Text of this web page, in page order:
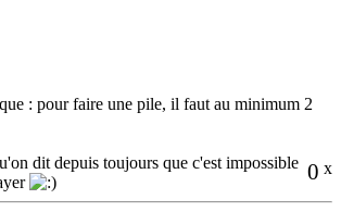
: pour faire une pile, il faut au minimum 2
0 x
dit depuis toujours que c'est impossible